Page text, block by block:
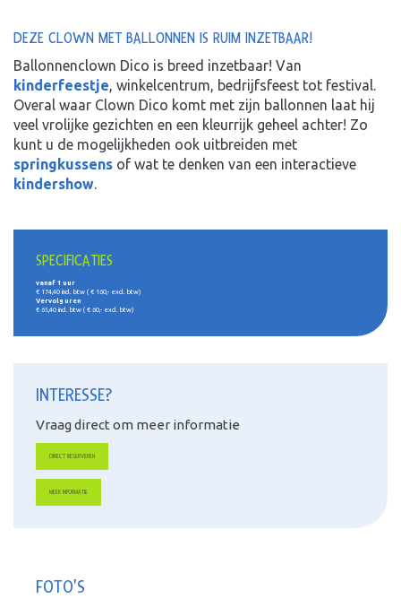
DEZE CLOWN MET BALLONNEN IS RUIM INZETBAAR!
Ballonnenclown Dico is breed inzetbaar! Van
kinderfeestje, winkelcentrum, bedrijfsfeest tot festival.
Overal waar Clown Dico komt met zijn ballonnen laat hij
veel vrolijke gezichten en een kleurrijk geheel achter! Zo
kunt u de mogelijkheden ook uitbreiden met
springkussens of wat te denken van een interactieve
kindershow.
SPECIFICATIES
vanaf 1 uur
€ 174,40 incl. btw ( € 160,- excl. btw)
Vervolg uren
€ 65,40 incl. btw ( € 60,- excl. btw)
INTERESSE?
Vraag direct om meer informatie
DIRECT RESERVEREN
MEER INFORMATIE
FOTO'S